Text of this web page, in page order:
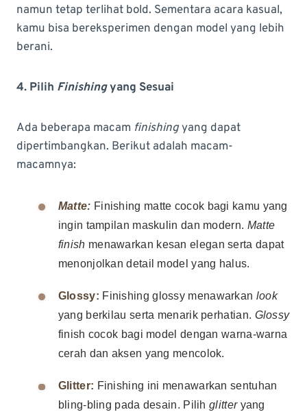
namun tetap terlihat bold. Sementara acara kasual,
kamu bisa bereksperimen dengan model yang lebih
berani.
4. Pilih Finishingyang Sesuai
Ada beberapa macam finishingyang dapat
dipertimbangkan. Berikut adalah macam-
macamnya:
Matte: Finishing matte cocok bagi kamu yang
ingin tampilan maskulin dan modern. Matte
finish menawarkan kesan elegan serta dapat
menonjolkan detail model yang halus.
Glossy: Finishing glossy menawarkan look
yang berkilau serta menarik perhatian. Glossy
finish cocok bagi model dengan warna-warna
cerah dan aksen yang mencolok.
Glitter: Finishing ini menawarkan sentuhan
bling-bling pada desain. Pilihglitteryang